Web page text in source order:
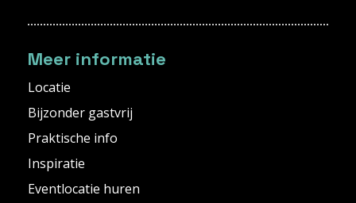
Meer informatie
Locatie
Bijzonder gastvrij
Praktische info
Inspiratie
Eventlocatie huren